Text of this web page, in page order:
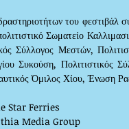
του φεστιβάλ
Σωματείο
Σύλλογος Μεστών,
Συκούση, Πολιτιστικός
Όμιλος Χίου, Ένωση
Star Ferries
Media Group